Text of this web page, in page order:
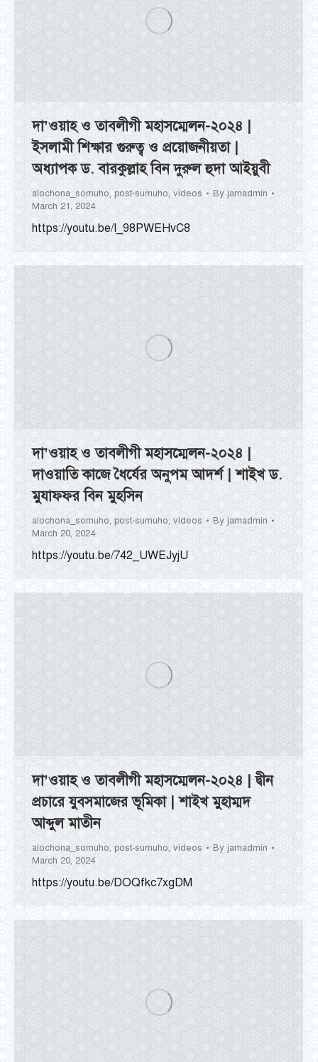
দা’ওয়াহ ও তাবলীগী মহাসম্মেলন-২০২৪ |
ইসলামী শিক্ষার গুরুত্ব ও প্রয়োজনীয়তা |
অধ্যাপক ড. বারকুল্লাহ বিন দুরুল হুদা আইয়ুবী
alochona_somuho, post-sumuho,videos By jamadmin
March 21, 2024
https://youtu.be/I_98PWEHvC8
দা’ওয়াহ ও তাবলীগী মহাসম্মেলন-২০২৪ |
দাওয়াতি কাজে ধৈর্যের অনুপম আদর্শ | শাইখ ড.
মুযাফফর বিন মুহসিন
alochona_somuho, post-sumuho, videos By jamadmin
March 20, 2024
https://youtu.be/742_UWEJyjU
দা’ওয়াহ ও তাবলীগী মহাসম্মেলন-২০২৪ | দ্বীন
প্রচারে যুবসমাজের ভূমিকা | শাইখ মুহাম্মদ
আব্দুল মাতীন
alochona_somuho, post-sumuho, videos By jamadmin
March 20, 2024
https://youtu.be/DOQfkc7xgDM